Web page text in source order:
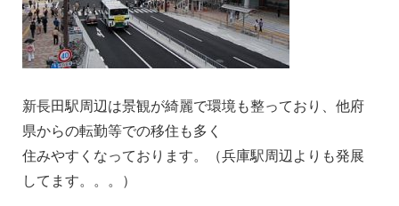
新長田駅周辺は景観が綺麗で環境も整っており、他府
県からの転勤等での移住も多く
住みやすくなっております。（兵庫駅周辺よりも発展
してます。。。）